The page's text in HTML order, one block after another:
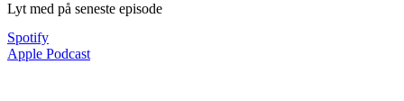
Lyt med på seneste episode
Spotify
Apple Podcast